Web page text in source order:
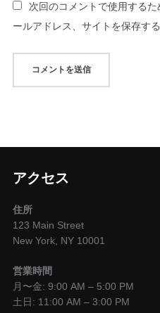
次回のコメントで使用する
ールアドレス、サイトを保存する
アクセス
住所
123 Main Street
New York, NY 10001
営業時間
月〜金: 9:00 AM – 5:00 PM
土日: 11:00 AM – 3:00 PM